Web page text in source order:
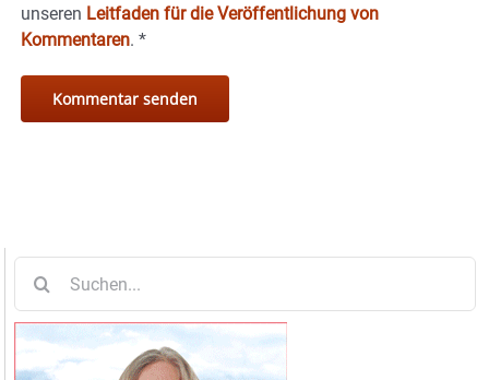
unseren Leitfaden für die Veröffentlichung von
Kommentaren. *
nach: